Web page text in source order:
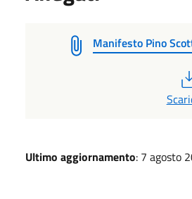
Manifesto Pino
Ultimo aggiornamento: 7 agosto